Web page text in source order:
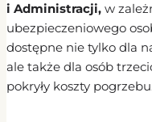
i Administracji, w
ubezpieczeniowego
dostępne nie tylko dla
ale także dla osób
pokryły koszty